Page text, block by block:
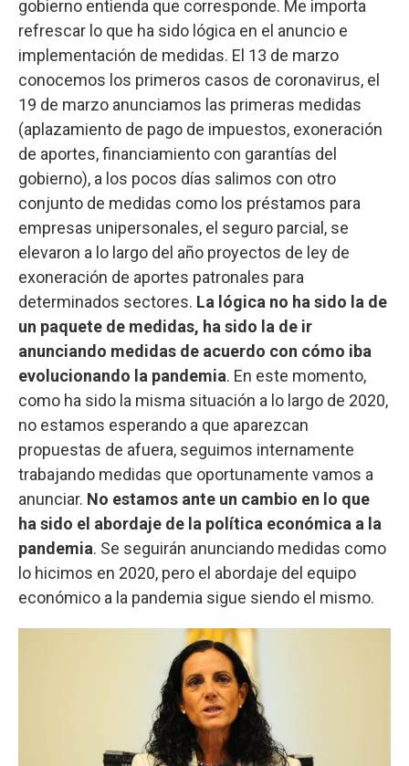
gobierno entienda que corresponde. Me importa
refrescar lo que ha sido lógica en el anuncio e
implementación de medidas. El 13 de marzo
conocemos los primeros casos de coronavirus, el
19 de marzo anunciamos las primeras medidas
(aplazamiento de pago de impuestos, exoneración
de aportes, financiamiento con garantías del
gobierno), a los pocos días salimos con otro
conjunto de medidas como los préstamos para
empresas unipersonales, el seguro parcial, se
elevaron a lo largo del año proyectos de ley de
exoneración de aportes patronales para
determinados sectores. La lógica no ha sido la de
un paquete de medidas, ha sido la de ir
anunciando medidas de acuerdo con cómo iba
evolucionando la pandemia. En este momento,
como ha sido la misma situación a lo largo de 2020,
no estamos esperando a que aparezcan
propuestas de afuera, seguimos internamente
trabajando medidas que oportunamente vamos a
anunciar. No estamos ante un cambio en lo que
ha sido el abordaje de la política económica a la
pandemia. Se seguirán anunciando medidas como
lo hicimos en 2020, pero el abordaje del equipo
económico a la pandemia sigue siendo el mismo.